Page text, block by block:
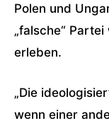
Polen und
„falsche“
erleben.
„Die
wenn einer